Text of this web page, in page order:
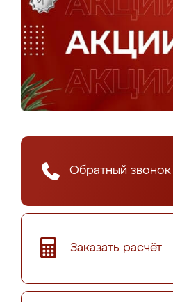
Обратный звонок
Заказать расчёт